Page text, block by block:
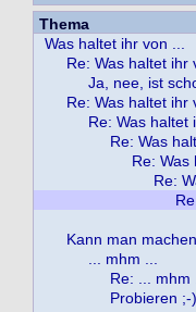
Thema
Was haltet ihr von ...
Re: Was haltet ihr
Ja, nee, ist
Re: Was haltet ihr
Re: Was haltet
Re: Was
Re: Was
Re:
Kann man
... mhm ...
Re: ... mhm
Probieren ;-)